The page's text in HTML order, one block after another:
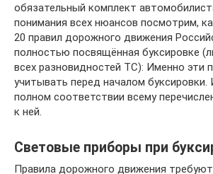
обязательный комплект
понимания всех нюансов посмотрим,
20 правил дорожного движения
полностью посвящённая буксировке
всех разновидностей ТС): Именно эти
учитывать перед началом буксировки.
полном соответствии всему
к ней.
Световые приборы при
Правила дорожного движения